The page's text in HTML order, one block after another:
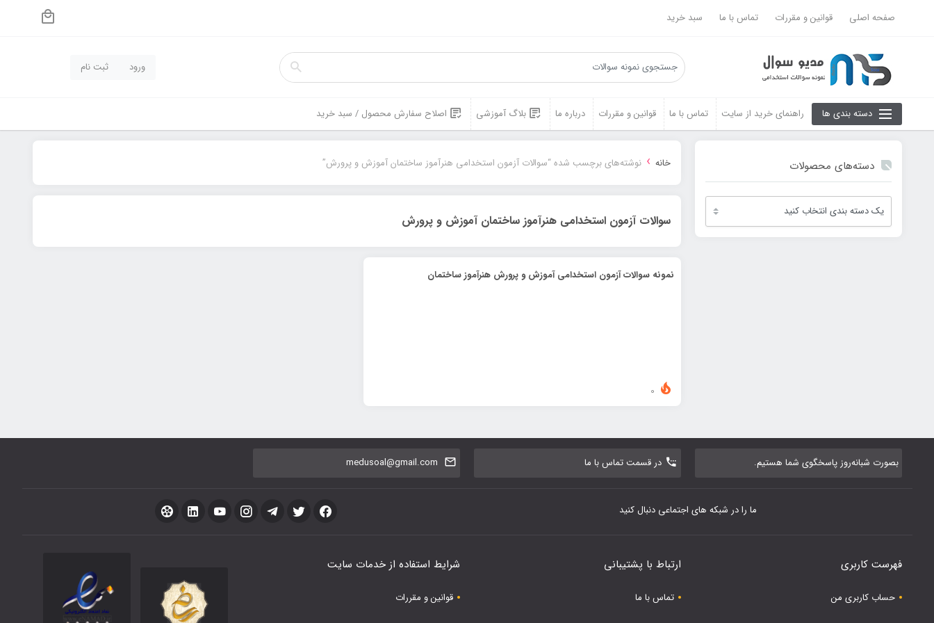
صفحه اصلی قوانین و مقررات تماس با ما سبد خرید
ورود ثبت نام
دسته بندی ها راهنمای خرید از سایت تماس با ما قوانین و مقررات درباره ما بلاگ آموزشی اصلاح سفارش محصول / سبد خرید
دسته‌های محصولات خانه › نوشته‌های برچسب شده “سوالات آزمون استخدامی هنرآموز ساختمان آموزش و پرورش”
سوالات آزمون استخدامی هنرآموز ساختمان آموزش و پرورش
نمونه سوالات آزمون استخدامی آموزش و پرورش هنرآموز ساختمان
بصورت شبانه‌روز پاسخگوی شما هستیم. در قسمت تماس با ما medusoal@gmail.com
ما را در شبکه های اجتماعی دنبال کنید
فهرست کاربری
حساب کاربری من
ارتباط با پشتیبانی
تماس با ما
شرایط استفاده از خدمات سایت
قوانین و مقررات